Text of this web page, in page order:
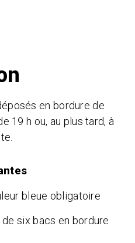
en bordure de
19 h ou, au plus tard, à
bleue obligatoire
six bacs en bordure